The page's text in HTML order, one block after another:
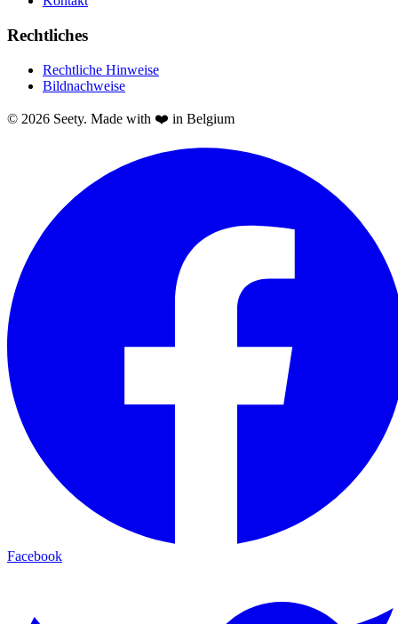
Rechtliches
Rechtliche Hinweise
Bildnachweise
© 2026 Seety. Made with ❤️ in Belgium
Facebook